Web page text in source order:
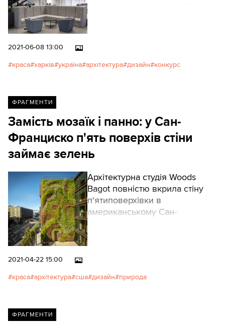
2021-06-08 13:00
краса харків україна архітектура дизайн конкурс
ФРАГМЕНТИ
Замість мозаїк і панно: у Сан-
Франциско п'ять поверхів стіни
займає зелень
Архітектурна студія Woods
Bagot повністю вкрила стіну
п'ятиповерхівки в
американському Сан-
2021-04-22 15:00
краса архітектура сша дизайн природа
ФРАГМЕНТИ